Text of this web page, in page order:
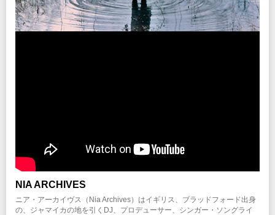
期間：7/13(月)12:00～7/15(水)23:59
プレイガイド
INFO
クリエイティブマン：03-3499-6669 (月・水・金 12:00～16:00)
NIA ARCHIVES
ニア・アーカイヴス（Nia Archives）はイギリス、ブラッドフォード出身
の、ジャマイカの地を引くDJ、プロデューサー、シンガー・ソングライ